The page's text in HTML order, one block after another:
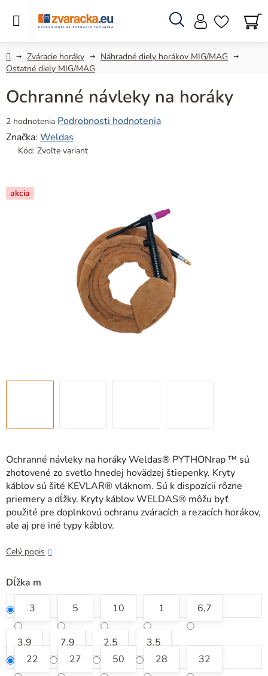
Hľadať
DomovZváracie horáky
Náhradné diely horákov MIG/MAG
Ostatné diely MIG/MAG
Ochranné návleky na horáky Weldas® PYTHONrap ™ sú
zhotovené zo svetlo hnedej hovädzej štiepenky. Kryty
káblov sú šité KEVLAR® vláknom. Sú k dispozícii rôzne
priemery a dĺžky. Kryty káblov WELDAS® môžu byť
použité pre doplnkovú ochranu zváracích a rezacích horákov,
ale aj pre iné typy káblov.
Celý popis
Dĺžka m
3
5 10 1 6,7
3,9 7,9 2,5 3,5
Priemer
22
27 50 28 32
Ochranné návleky na horáky
Priemerné
hodnotenie
produktu
z
5
2 hodnotenia Podrobnosti hodnotenia
Značka: Weldas
Kód: Zvoľte variant
akcia